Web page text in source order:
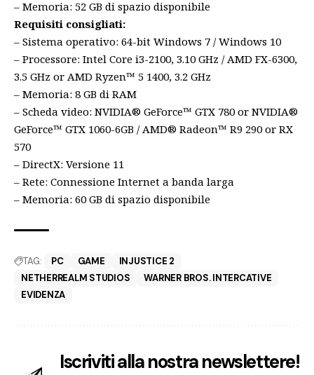
– Memoria: 52 GB di spazio disponibile
Requisiti consigliati:
– Sistema operativo: 64-bit Windows 7 / Windows 10
– Processore: Intel Core i3-2100, 3.10 GHz / AMD FX-6300,
3.5 GHz or AMD Ryzen™ 5 1400, 3.2 GHz
– Memoria: 8 GB di RAM
– Scheda video: NVIDIA® GeForce™ GTX 780 or NVIDIA®
GeForce™ GTX 1060-6GB / AMD® Radeon™ R9 290 or RX
570
– DirectX: Versione 11
– Rete: Connessione Internet a banda larga
– Memoria: 60 GB di spazio disponibile
TAG: PC GAME
INJUSTICE 2
NETHERREALM STUDIOS
WARNER BROS. INTERCATIVE
EVIDENZA
Iscriviti alla nostra newslettere!